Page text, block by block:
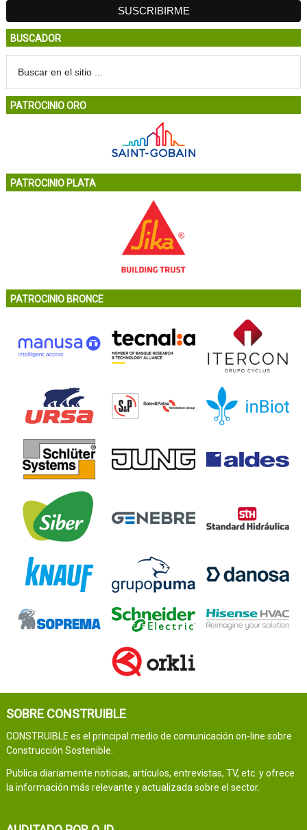
BUSCADOR
PATROCINIO ORO
PATROCINIO PLATA
PATROCINIO BRONCE
SOBRE CONSTRUIBLE
CONSTRUIBLE es el principal medio de comunicación on-line sobre
Construcción Sostenible.
Publica diariamente noticias, artículos, entrevistas, TV, etc. y ofrece
la información más relevante y actualizada sobre el sector.